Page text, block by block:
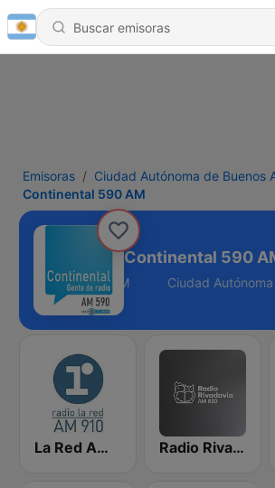
Emisoras
Ciudad Autónoma de Buenos
Continental 590 AM
Continental 590
Aires - 590 AM
La Red AM 910 Radio Rivadavia 630 AM